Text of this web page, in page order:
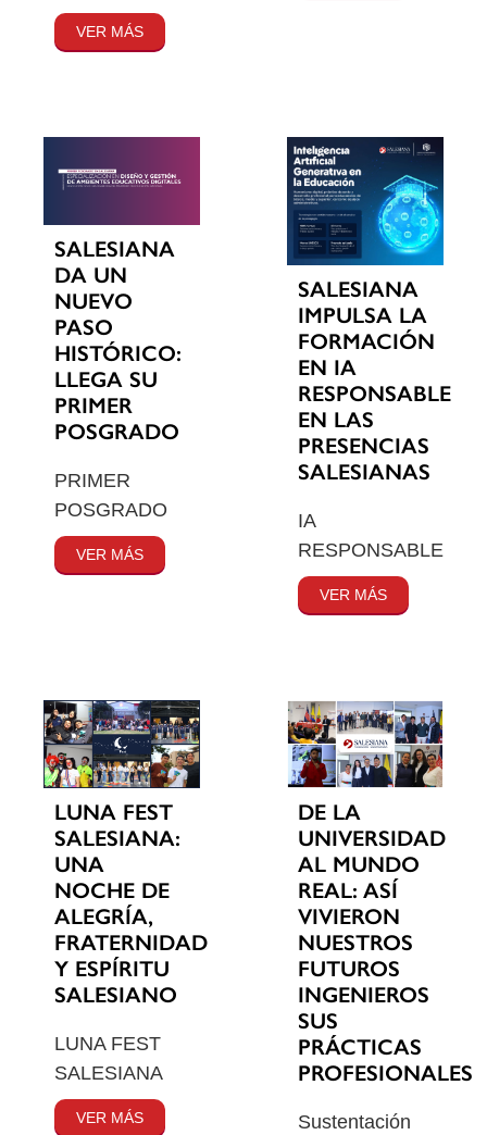
VER MÁS
SALESIANA
DA UN
NUEVO
PASO
HISTÓRICO:
LLEGA SU
PRIMER
POSGRADO
PRIMER
POSGRADO
VER MÁS
SALESIANA
IMPULSA LA
FORMACIÓN
EN IA
RESPONSABLE
EN LAS
PRESENCIAS
SALESIANAS
IA
RESPONSABLE
VER MÁS
LUNA FEST
SALESIANA:
UNA
NOCHE DE
ALEGRÍA,
FRATERNIDAD
Y ESPÍRITU
SALESIANO
LUNA FEST
SALESIANA
VER MÁS
DE LA
UNIVERSIDAD
AL MUNDO
REAL: ASÍ
VIVIERON
NUESTROS
FUTUROS
INGENIEROS
SUS
PRÁCTICAS
PROFESIONALES
Sustentación